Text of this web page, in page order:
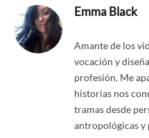
Emma Black
Amante de los
vocación y
profesión. Me
historias nos
tramas desde
antropológicas y